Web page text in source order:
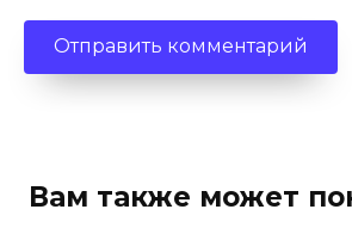
Вам также может